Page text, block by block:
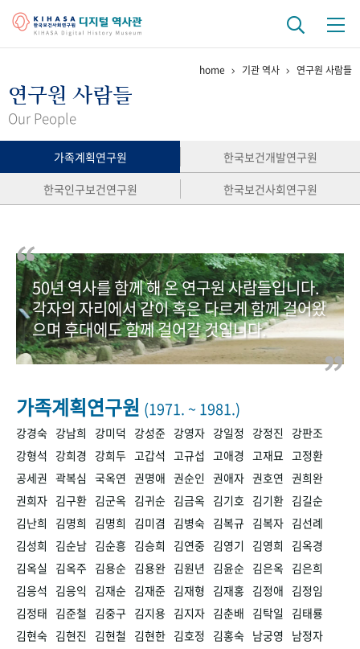
걸어온 길 기관 변천사
연구 역사
정책과 연구 키워드로 보는 연구 역사
연구자들
간행물 변천사
기록물 아카이브
사진 아카이브 문서 기록물 행정박물 영상 기록물
50+1주년 기념
+1
VR 역사관
home 기관 역사 연구원 사람들
연구원 사람들
Our People
가족계획연구원
한국보건개발연구원
한국인구보건연구원
한국보건사회연구원
50년 역사를 함께 해 온 연구원 사람들입니다.
각자의 자리에서 같이 혹은 다르게 함께 걸어왔
으며 후대에도 함께 걸어갈 것입니다.
가족계획연구원 (1971. ~ 1981.)
강경숙 강남희 강미덕 강성준 강영자 강일정 강정진
강판조
강형석
강희경 강희두 고갑석 고규섭 고애경 고재묘 고정환
공세권 곽복심 국옥연 권명애 권순인 권애자 권호연 권희완
권희자 김구환 김군옥 김귀순 김금옥 김기호 김기환 김길순
김난희
김명희 김명희 김미겸 김병숙 김복규 김복자 김선례
김성희
김순남 김순흥 김승희 김연중 김영기 김영희
김옥경
김옥실
김옥주 김용순 김용완 김원년 김윤순 김은옥 김은희
김응석
김응익 김재순 김재준 김재형 김재홍 김정애 김정임
김정태 김준철 김중구 김지용 김지자 김춘배 김탁일
김태룡
김현숙 김현진 김현철 김현한 김호정 김홍숙 남궁영
남정자